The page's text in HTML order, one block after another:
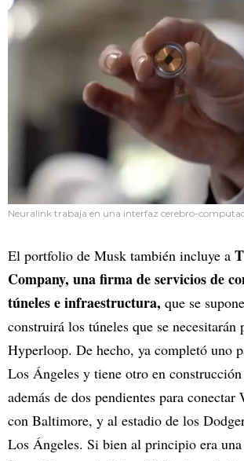
Neuralink trabaja en una interfaz cerebro-
El portfolio de Musk también incluye a
Company, una firma de servicios de
túneles e infraestructura, que se
construirá los túneles que se necesitarán
Hyperloop. De hecho, ya completó uno
Los Ángeles y tiene otro en construcción
además de dos pendientes para conectar
con Baltimore, y al estadio de los
Los Ángeles. Si bien al principio era